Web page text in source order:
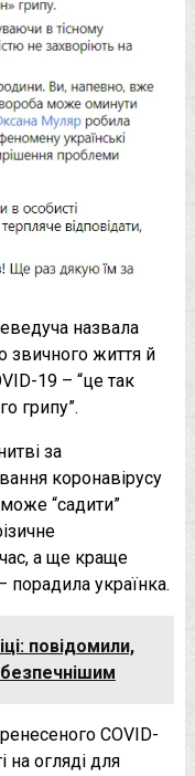
назвала
звичного життя й
19 – “це так
грипу”.
за
коронавірусу
“садити”
а ще краще
порадила українка.
повідомили,
COVID-
на огляді для